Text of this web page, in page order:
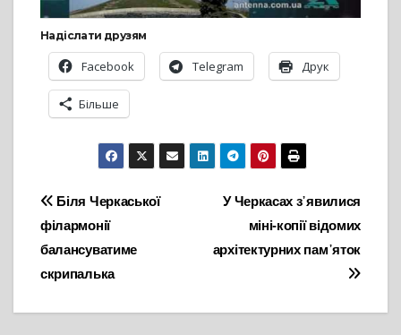
Надіслати друзям
Facebook Telegram Друк
Більше
Навігація
записів
У Черкасах з᾽явилися
міні-копії відомих
архітектурних пам᾽яток
Біля Черкаської
філармонії
балансуватиме
скрипалька